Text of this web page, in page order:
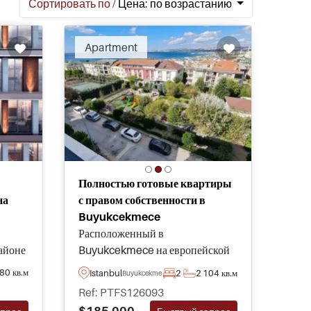
Сортировать по / Цена: по возрастанию
кв.м
Apartment
Полностью готовые квартиры
с правом собственности в
Buyukcekmece
Расположенный в
Buyukcekmece на европейской
стороне Стамбула, этот
завершённый проект предлагает
современные квартиры по
IstanbulBuyukcekmece 2 2 104 кв.м
Ref: PTFS126093